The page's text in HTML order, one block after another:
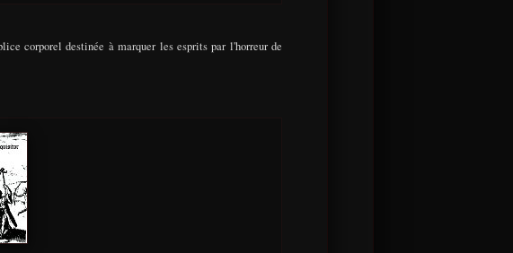
corporel destinée à marquer les esprits par l'horreur de